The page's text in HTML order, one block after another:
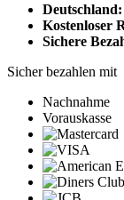
Kostenloser
Sichere
Sicher bezahlen mit
Nachnahme
Vorauskasse